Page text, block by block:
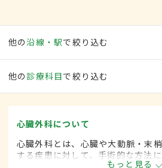
他の沿線・駅で絞り込む
他の 診療科目で絞り込む
心臓外科について
心臓外科とは、心臓や大動脈・末
する疾患に対して、手術的な方法
もっと見る